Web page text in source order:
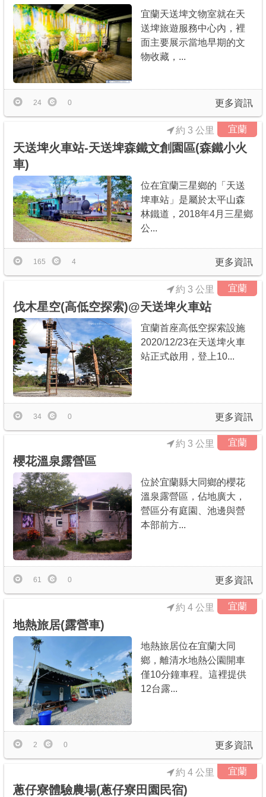
宜蘭天送埤文物室就在天
送埤旅遊服務中心內，裡
面主要展示當地早期的文
物收藏，...
更多資訊
24 0
宜蘭
天送埤火車站-天送埤森鐵文創園區(森鐵小火
車)
約 3 公里
位在宜蘭三星鄉的「天送
埤車站」是屬於太平山森
林鐵道，2018年4月三星鄉
公...
更多資訊
165 4
宜蘭
伐木星空(高低空探索)@天送埤火車站
約 3 公里
宜蘭首座高低空探索設施
2020/12/23在天送埤火車
站正式啟用，登上10...
更多資訊
34 0
宜蘭
櫻花溫泉露營區
約 3 公里
位於宜蘭縣大同鄉的櫻花
溫泉露營區，佔地廣大，
營區分有庭園、池邊與營
本部前方...
更多資訊
61 0
宜蘭
地熱旅居(露營車)
約 4 公里
地熱旅居位在宜蘭大同
鄉，離清水地熱公園開車
僅10分鐘車程。這裡提供
12台露...
更多資訊
2 0
宜蘭
蔥仔寮體驗農場(蔥仔寮田園民宿)
約 4 公里